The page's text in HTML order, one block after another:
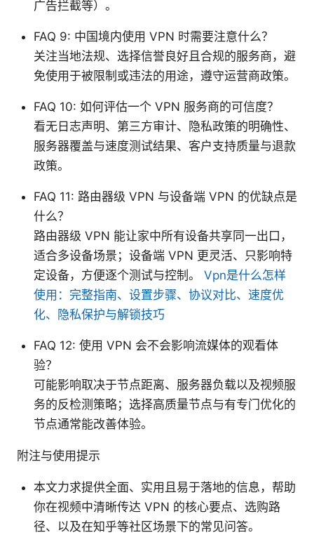
广告拦截等）。
FAQ 9: 中国境内使用 VPN 时需要注意什么？
关注当地法规、选择信誉良好且合规的服务商，避
免使用于被限制或违法的用途，遵守运营商政策。
FAQ 10: 如何评估一个 VPN 服务商的可信度？
看无日志声明、第三方审计、隐私政策的明确性、
服务器覆盖与速度测试结果、客户支持质量与退款
政策。
FAQ 11: 路由器级 VPN 与设备端 VPN 的优缺点是
什么？
路由器级 VPN 能让家中所有设备共享同一出口，
适合多设备场景；设备端 VPN 更灵活、只影响特
定设备，方便逐个测试与控制。 Vpn是什么怎样
使用：完整指南、设置步骤、协议对比、速度优
化、隐私保护与解锁技巧
FAQ 12: 使用 VPN 会不会影响流媒体的观看体
验？
可能影响取决于节点距离、服务器负载以及视频服
务的反检测策略；选择高质量节点与有专门优化的
节点通常能改善体验。
附注与使用提示
本文力求提供全面、实用且易于落地的信息，帮助
你在视频中清晰传达 VPN 的核心要点、选购路
径、以及在知乎等社区场景下的常见问答。